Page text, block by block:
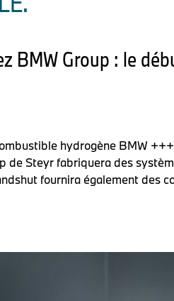
BMW Group : le
hydrogène BMW
de Steyr fabriquera des
fournira également des